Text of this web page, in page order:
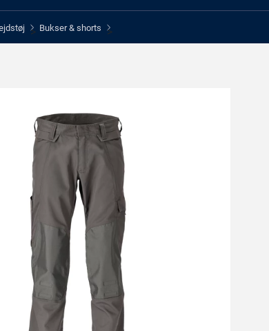
> Bukser & shorts >